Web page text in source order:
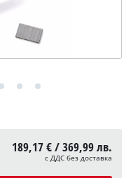
189,17 € / 369,99 лв.
с ДДС без доставка